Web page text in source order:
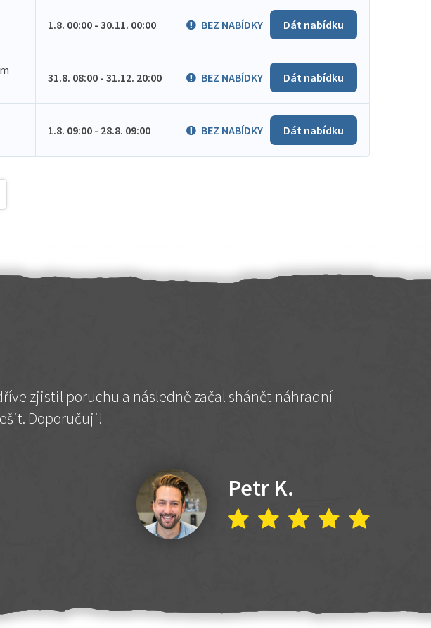
1.8. 00:00 - 30.11. 00:00 BEZ NABÍDKY Dát nabídku
31.8. 08:00 - 31.12. 20:00 BEZ NABÍDKY Dát nabídku
1.8. 09:00 - 28.8. 09:00 BEZ NABÍDKY Dát nabídku
zjistil poruchu a následně začal shánět náhradní
Doporučuji!
Petr K.